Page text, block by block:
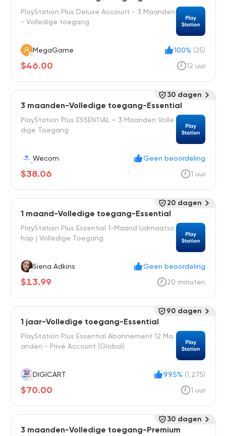
PlayStation Plus Deluxe Account - 3 Maanden
- Volledige toegang
MegaGame 100% (25)
$46.00 12 uur
3 maanden-Volledige toegang-Essential
PlayStation Plus ESSENTIAL – 3 Maanden Volle
dige Toegang
Wecom Geen beoordeling
$38.06 1 uur
30 dagen
1 maand-Volledige toegang-Essential
PlayStation Plus Essential 1-Maand Lidmaatsc
hap | Volledige Toegang
Siena Adkins Geen beoordeling
$13.99 20 minuten
20 dagen
1 jaar-Volledige toegang-Essential
PlayStation Plus Essential Abonnement 12 Ma
anden - Privé Account (Global)
DIGICART 99.5% (1,275)
$70.00 1 uur
90 dagen
3 maanden-Volledige toegang-Premium
30 dagen